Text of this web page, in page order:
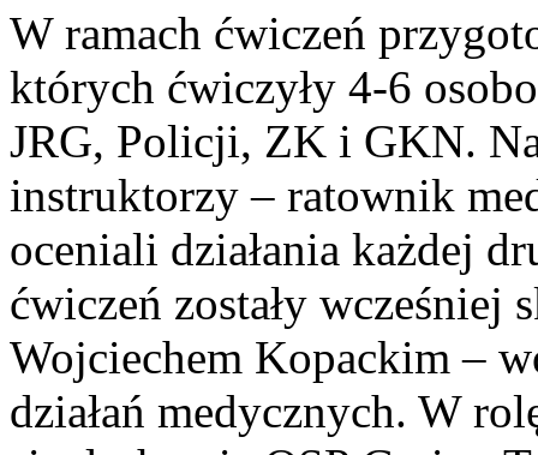
W ramach ćwiczeń
których ćwiczyły 4-6
JRG, Policji, ZK i GKN.
instruktorzy – ratownik
oceniali działania każdej
ćwiczeń zostały wcześniej
Wojciechem Kopackim –
działań medycznych. W